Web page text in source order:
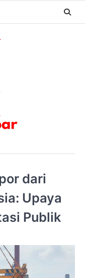
dari
Upaya
Publik